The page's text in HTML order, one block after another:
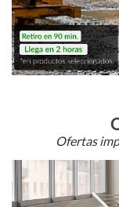
Ofertas